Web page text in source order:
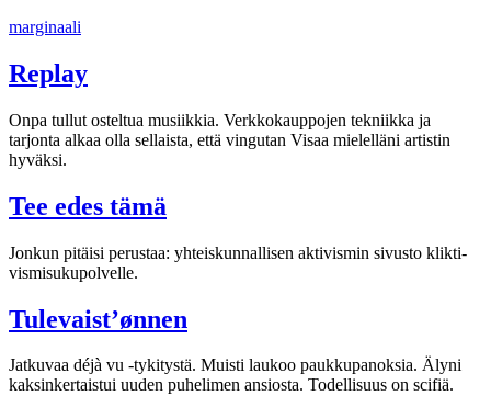
Siirry
marginaali
Replay
Onpa tullut osteltua musiikkia. Verkkokauppojen tekniikka ja
tarjonta alkaa olla sellaista, että vingutan Visaa mielelläni artistin
hyväksi.
Tee edes tämä
Jonkun pitäisi perus­taa: yhteis­kun­nal­li­sen akti­vis­min sivusto klik­ti­
vis­mi­su­ku­pol­velle.
Tulevaist’ønnen
Jat­ku­vaa déjà vu -tyki­tystä. Muisti lau­koo pauk­ku­pa­nok­sia. Älyni
kak­sin­ker­tais­tu­i uuden puhe­li­men ansiosta. Todel­li­suus on sci­fiä.